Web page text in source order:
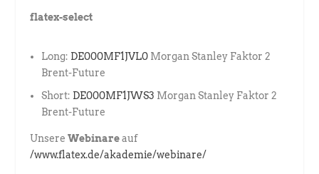
flatex-select
Long: DE000MF1JVL0 Morgan Stanley Faktor 2
Brent-Future
Short: DE000MF1JWS3 Morgan Stanley Faktor 2
Brent-Future
UnsereWebinareauf
/www.flatex.de/akademie/webinare/